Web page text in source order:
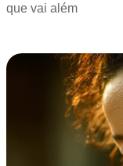
que vai além